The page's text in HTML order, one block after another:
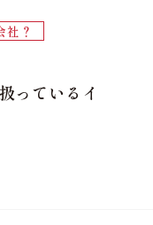
社？
っているイ